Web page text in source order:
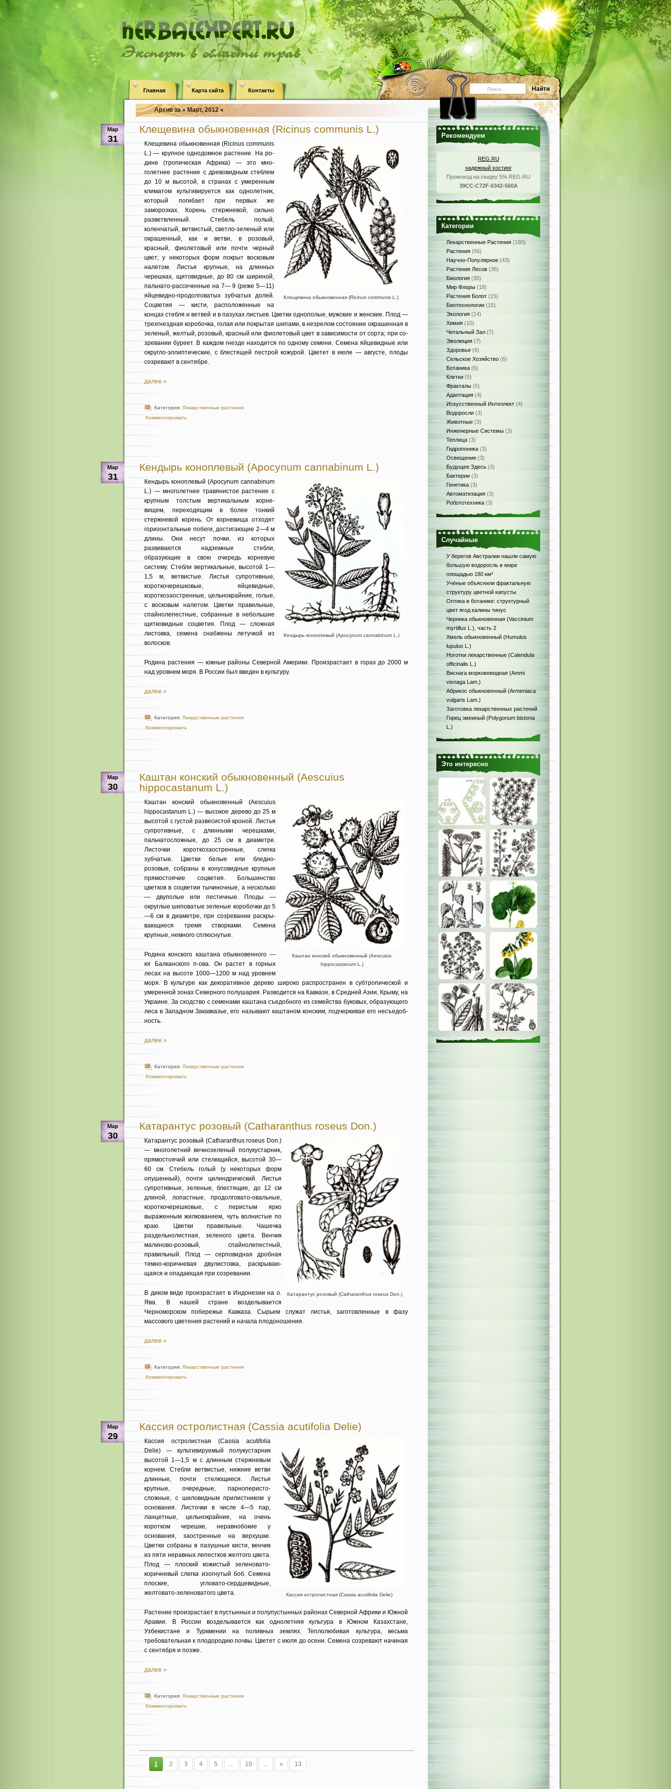
Эксперт в области трав
Главная Карта сайта Контакты
Архив за » Март, 2012 «
Мар
31
Клещевина обыкновенная (Ricinus communis L.)
Клещевина обыкновенная (Ricinus communis L.)
Клещевина обыкновенная (Ricinus communis
L.) — крупное однодомное растение. На ро­
дине (тропическая Африка) — это мно­
голетнее растение с древовидным стеб­лем
до 10 м высотой, в странах с умеренным
климатом культивируется как однолетник,
который погибает при первых же
заморозках. Корень стер­жневой, сильно
разветвленный. Сте­бель полый,
коленчатый, ветвистый, светло-зеленый или
окрашенный, как и ветви, в розовый,
красный, фиоле­товый или почти черный
цвет; у не­которых форм покрыт восковым
нале­том. Листья крупные, на длинных
черешках, щитовидные, до 80 см ши­риной,
пальчато-рассеченные на 7— 9 (реже 5—11)
яйцевидно-продолгова­тых зубчатых долей.
Соцветия — кис­ти, расположенные на
концах стебля и ветвей и в пазухах листьев. Цветки однополые, мужские и женские. Плод —
трехгнездная коробочка, голая или покрытая шипами, в незрелом состоя­нии окрашенная в
зеленый, желтый, розовый, красный или фиолетовый цвет в зависимости от сорта; при со­
зревании буреет. В каждом гнезде находится по одному семени. Семена яйцевидные или
округло-эллиптичес­кие, с блестящей пестрой кожурой. Цветет в июле — августе, плоды
созре­вают в сентябре.
далее »
Категория: Лекарственные растения
Комментировать
Мар
31
Кендырь коноплевый (Apocynum cannabinum L.)
Кендырь коноплевый (Apocynum cannabinum L.)
Кендырь коноплевый (Apocynum cannabinum
L.) — многолетнее травянистое растение с
крупным толстым вертикальным корне­
вищем, переходящим в более тонкий
стержневой корень. От корневища от­ходят
горизонтальные побеги, дости­гающие 2—4 м
длины. Они несут поч­ки, из которых
развиваются надземные стебли,
образующие в свою оче­редь корневую
систему. Стебли верти­кальные, высотой 1—
1,5 м, ветвистые. Листья супротивные,
короткочерешковые, яйцевидные,
короткозаостренные, цельнокрайние, голые,
с восковым на­летом. Цветки правильные,
спайноле­пестные, собранные в небольшие
щит­ковидные соцветия. Плод — сложная
листовка, семена снабжены летучкой из
волосков.
Родина растения — южные районы Северной Америки. Произрастает в горах до 2000 м
над уровнем моря. В России был введен в культуру.
далее »
Категория: Лекарственные растения
Комментировать
Мар
30
Каштан конский обыкновенный (Aescuius
hippocastanum L.)
Каштан конский обыкновенный (Aescuius
hippocastanum L.)
Каштан конский обыкновенный (Aescuius
hippocastanum L.) — высокое дерево до 25 м
высотой с густой развесистой кроной. Листья
супротивные, с длинными черешками,
пальчатосложные, до 25 см в диамет­ре.
Листочки короткозаостренные, слег­ка
зубчатые. Цветки белые или блед­но-
розовые, собраны в конусовидные крупные
прямостоячие соцветия. Большинство
цветков в соцветии ты­чиночные, а несколько
— двуполые или пестичные. Плоды —
округлые ши­поватые зеленые коробочки до 5
—6 см в диаметре, при созревании раскры­
вающиеся тремя створками. Семена
крупные, немного сплюснутые.
Родина конского каштана обыкно­венного —
юг Балканского п-ова. Он растет в горных
лесах на высоте 1000—1200 м над уровнем
моря. В культуре как декоративное дерево широко распространен в субтропиче­ской и
умеренной зонах Северного полушария. Разводится на Кавказе, в Средней Азии, Крыму, на
Украине. За сходство с семенами каш­тана съедобного из семейства буко­вых, образующего
леса в Западном Закавказье, его называют каштаном конским, подчеркивая его несъедоб­
ность.
далее »
Категория: Лекарственные растения
Комментировать
Мар
30
Катарантус розовый (Catharanthus roseus Don.)
Катарантус розовый (Catharanthus roseus Don.)
Катарантус розовый (Catharanthus roseus Don.)
— многолетний вечнозеленый полукус­тарник,
прямостоячий или стелющий­ся, высотой 30—
60 см. Стебель голый (у некоторых форм
опушенный), почти цилиндрический. Листья
супротивные, зеленые, блестящие, до 12 см
длиной, лопастные, продолговато-овальные,
короткочерешковые, с перистым яр­ко
выраженным жилкованием, чуть волнистые по
краю. Цветки правиль­ные. Чашечка
раздельнолистная, зе­леного цвета. Венчик
малиново-розо­вый, спайнолепестный,
правильный. Плод — серповидная дробная
темно-коричневая двулистовка, раскрываю­
щаяся и опадающая при созревании.
В диком виде произрастает в Ин­донезии на о.
Ява. В нашей стране возделывается
Черноморском побережье Кавказа. Сырьем служат листья, заготов­ленные в фазу
массового цветения растений и начала плодоношения.
далее »
Категория: Лекарственные растения
Комментировать
Мар
29
Кассия остролистная (Cassia acutifolia Delie)
Кассия остролистная (Cassia acutifolia Delie)
Кассия остролистная (Cassia acutifolia
Delie) — культивируемый полукустарник
высотой 1—1,5 м с длинным стержневым
корнем. Стебли ветвистые, нижние вет­ви
длинные, почти стелющиеся. Листья
крупные, очередные, парноперисто-
сложные, с шиловидным прилистником у
основания. Листочки в числе 4—5 пар,
ланцетные, цельнокрайние, на очень
коротком черешке, неравнобокие у
основания, заостренные на верхуш­ке.
Цветки собраны в пазушные кис­ти, венчик
из пяти неравных лепест­ков желтого цвета.
Плод — плоский кожистый зеленовато-
коричневый слег­ка изогнутый боб. Семена
плоские, угловато-сердцевидные,
желтовато-зеленоватого цвета.
Растение произрастает в пустын­ных и полупустынных районах Се­верной Африки и Южной
Аравии. В России возделывается как однолет­няя культура в Южном Казахстане,
Узбекистане и Туркмении на полив­ных землях. Теплолюбивая культура, весьма
требовательная к плодородию почвы. Цветет с июля до осени. Се­мена созревают начиная
с сентября и позже.
далее »
Категория: Лекарственные растения
Комментировать
1 2 3 4 5 ... 10 ... » 13
Рекомендуем
REG.RU
надежный хостинг
Промокод на скидку 5% REG.RU
39CC-C72F-6342-560A
Категории
Лекарственные Растения (180)
Растения (56)
Научно-Популярное (43)
Растения Лесов (36)
Биология (30)
Мир Флоры (18)
Растения Болот (15)
Биотехнологии (15)
Экология (14)
Химия (10)
Читальный Зал (7)
Эволюция (7)
Здоровье (6)
Сельское Хозяйство (6)
Ботаника (6)
Клетки (5)
Фракталы (5)
Адаптация (4)
Искусственный Интеллект (4)
Водоросли (3)
Животные (3)
Инженерные Системы (3)
Теплица (3)
Гидропоника (3)
Освещение (3)
Будущее Здесь (3)
Бактерии (3)
Генетика (3)
Автоматизация (3)
Робототехника (3)
Случайные
У берегов Австралии нашли самую
большую водоросль в мире
площадью 180 км²
Учёные объяснили фрактальную
структуру цветной капусты
Оптика в ботанике: структурный
цвет ягод калины тинус
Черника обыкновенная (Vaccinium
myrtillus L.), часть 2
Хмель обыкновенный (Humulus
lupulus L.)
Ноготки лекарственные (Calendula
officinalis L.)
Виснага морковевидная (Ammi
visnaga Lam.)
Абрикос обыкновенный (Armeniaca
vulgaris Lam.)
Заготовка лекарственных растений
Горец змеиный (Polygonum bistorta
L.)
Это интересно